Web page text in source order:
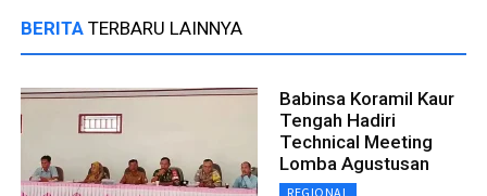
BERITA TERBARU LAINNYA
Babinsa Koramil Kaur
Tengah Hadiri
Technical Meeting
Lomba Agustusan
REGIONAL